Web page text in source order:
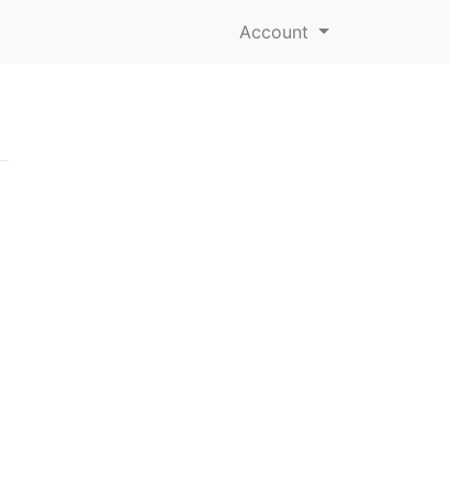
Account